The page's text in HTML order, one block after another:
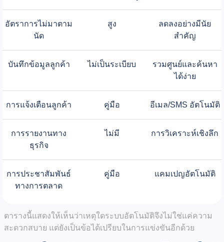
อัตราการไม่มาตาม
นัด
สูง
ลดลงอย่างมีนัย
สำคัญ
บันทึกข้อมูลลูกค้า ไม่เป็นระเบียบ
รวมศูนย์และค้นหา
ได้ง่าย
การแจ้งเตือนลูกค้า คู่มือ อีเมล/SMS อัตโนมัติ
การรายงานทาง
ธุรกิจ
ไม่มี การวิเคราะห์เชิงลึก
การประชาสัมพันธ์
ทางการตลาด
คู่มือ แคมเปญอัตโนมัติ
ตารางนี้แสดงให้เห็นว่าเหตุใดระบบอัตโนมัติจึงไม่ใช่แค่ความ
สะดวกสบาย แต่ยังเป็นข้อได้เปรียบในการแข่งขันอีกด้วย